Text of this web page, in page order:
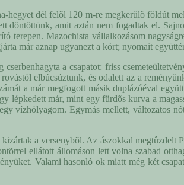
dél felõl 120 m-re megkerülõ földút
amit aztán nem fogadtak el.
terepen. Mazochista vállalkozásom
már aznap ugyanezt a kört; nyomait
a csapatot: friss
elbúcsúztunk, és odalett az a
a már megfogott másik duplázóéval
lépkedett már, mint egy fürdõs kurva a
vízhólyagom. Egymás mellett, változatos
a versenybõl. Az ászokkal megtûzdelt
ellátott állomáson lett volna szabad
Valami hasonló ok miatt még két